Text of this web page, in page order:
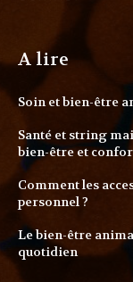
A lire
Soin et bien-être
Santé et string
bien-être et
Comment les
personnel ?
Le bien-être
quotidien